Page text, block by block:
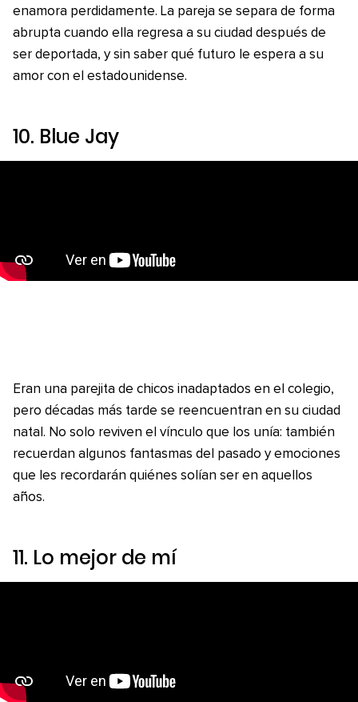
enamora perdidamente. La pareja se separa de forma
abrupta cuando ella regresa a su ciudad después de
ser deportada, y sin saber qué futuro le espera a su
amor con el estadounidense.
10. Blue Jay
Eran una parejita de chicos inadaptados en el colegio,
pero décadas más tarde se reencuentran en su ciudad
natal. No solo reviven el vínculo que los unía: también
recuerdan algunos fantasmas del pasado y emociones
que les recordarán quiénes solían ser en aquellos
años.
11. Lo mejor de mí